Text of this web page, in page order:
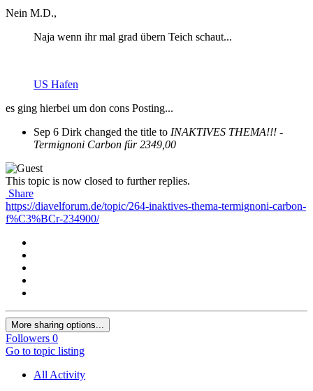
Nein M.D.,
Naja wenn ihr mal grad übern Teich schaut...
US Hafen
es ging hierbei um don cons Posting...
Sep 6 Dirk changed the title to INAKTIVES THEMA!!! -
Termignoni Carbon für 2349,00
This topic is now closed to further replies.
Share
https://diavelforum.de/topic/264-inaktives-thema-termignoni-carbon-
f%C3%BCr-234900/
More sharing options...
Followers 0
Go to topic listing
All Activity